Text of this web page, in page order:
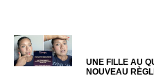
UNE FILLE AU
NOUVEAU